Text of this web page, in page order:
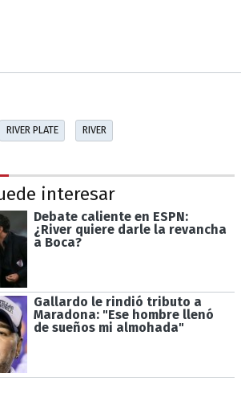
RIVER PLATE RIVER
interesar
Debate caliente en ESPN:
¿River quiere darle la revancha
a Boca?
Gallardo le rindió tributo a
Maradona: "Ese hombre llenó
de sueños mi almohada"